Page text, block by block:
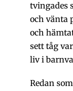
tvingades
och vänta
och
sett tåg
liv i
Redan